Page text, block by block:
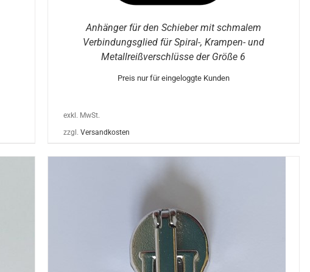
Anhänger für den Schieber mit schmalem
Verbindungsglied für Spiral-, Krampen- und
Metallreißverschlüsse der Größe 6
Preis nur für eingeloggte Kunden
exkl. MwSt.
zzgl. Versandkosten